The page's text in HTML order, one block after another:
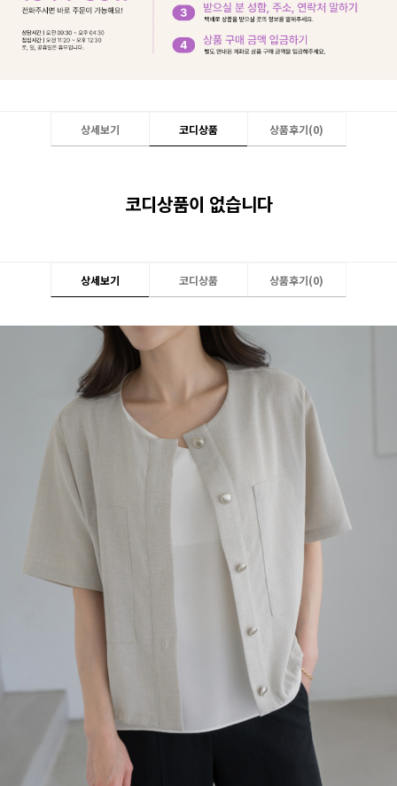
상세보기 코디상품 상품후기(0)
코디상품이 없습니다
상세보기 코디상품 상품후기(0)